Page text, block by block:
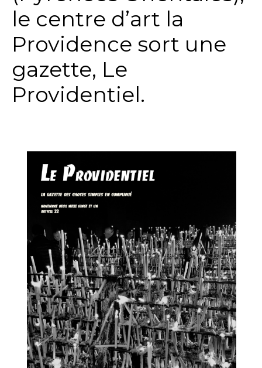
le centre d’art la
Providence sort une
gazette, Le
Providentiel.